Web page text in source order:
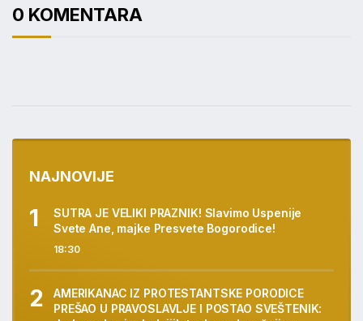
0 KOMENTARA
NAJNOVIJE
18:30
SUTRA JE VELIKI PRAZNIK! Slavimo Uspenije
Svete Ane, majke Presvete Bogorodice!
AMERIKANAC IZ PROTESTANTSKE PORODICE
PREŠAO U PRAVOSLAVLJE I POSTAO SVEŠTENIK: